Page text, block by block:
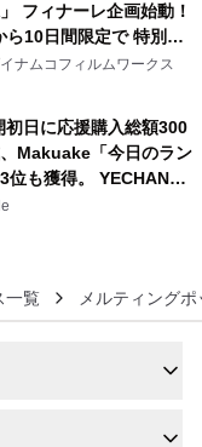
フィナーレ企画始動！
ら10日間限定で 特別映
GUNDAM Statue ―
―』を上映！
ナムコフィルムワークス
日に応援購入総額300
Makuake「今日のラン
位も獲得。 YECHAN音
ウル第2弾の大型サイ
3XL）を先行販売中
一覧 メルティング